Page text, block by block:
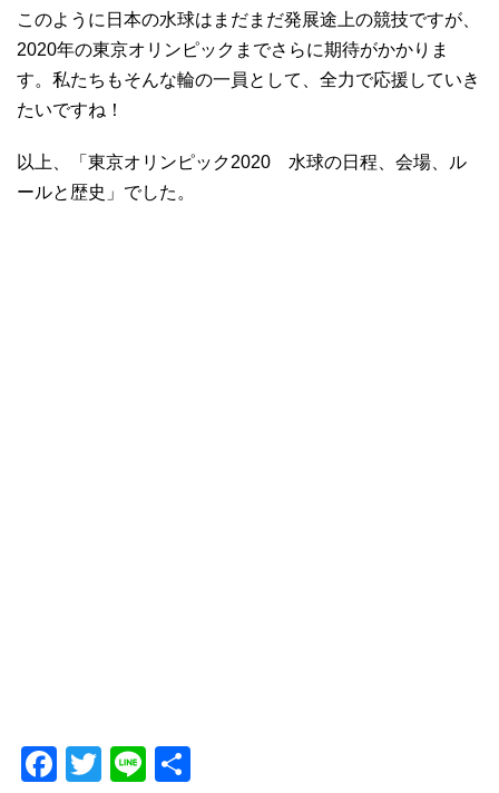
このように日本の水球はまだまだ発展途上の競技ですが、
2020年の東京オリンピックまでさらに期待がかかりま
す。私たちもそんな輪の一員として、全力で応援していき
たいですね！
以上、「東京オリンピック2020 水球の日程、会場、ル
ールと歴史」でした。
F
T
Li